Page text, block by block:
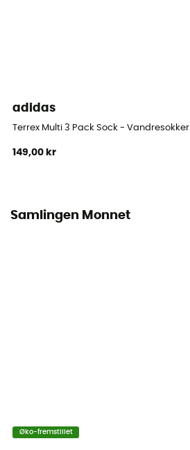
adidas
Terrex Multi 3 Pack Sock - Vandresokker
149,00 kr
Samlingen Monnet
Øko-fremstillet